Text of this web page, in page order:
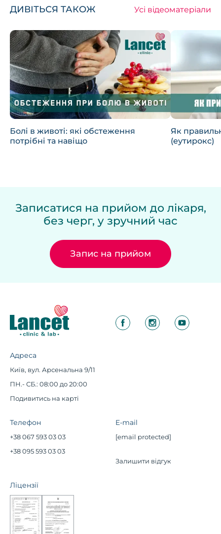
ДИВІТЬСЯ ТАКОЖ Усі відеоматеріали
Болі в животі: які обстеження
потрібні та навіщо
Як
(еутирокс)
Записатися на прийом до лікаря,
без черг, у зручний час
Запис на прийом
Адреса
Київ, вул. Арсенальна 9/11
ПН.- СБ.: 08:00 до 20:00
Подивитись на карті
Телефон
+38 067 593 03 03
+38 095 593 03 03
E-mail
[email protected]
Залишити відгук
Ліцензії